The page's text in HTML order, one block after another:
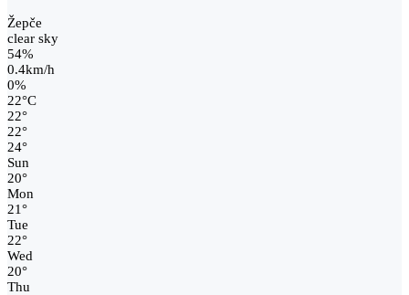
Žepče
clear sky
54%
0.4km/h
0%
22°C
22°
22°
24°
Sun
20°
Mon
21°
Tue
22°
Wed
20°
Thu